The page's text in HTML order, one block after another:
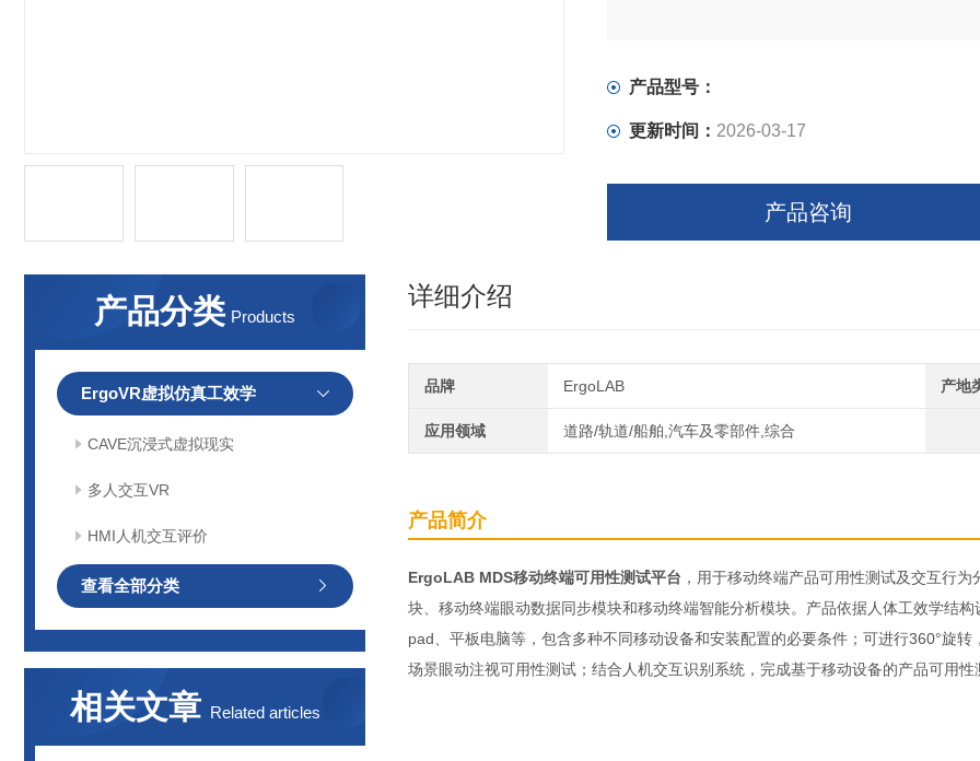
产品型号：
更新时间： 2026-03-17
产品咨询
产品分类 Products
ErgoVR虚拟仿真工效学
CAVE沉浸式虚拟现实
多人交互VR
HMI人机交互评价
查看全部分类
相关文章 Related articles
详细介绍
品牌 ErgoLAB 产地
应用领域 道路/轨道/船舶,汽车及零部件,综合
产品简介
ErgoLAB MDS移动终端可用性测试平台 ，用于移动终端产品可用性测试及交互行
块、移动终端眼动数据同步模块和移动终端智能分析模块。产品依据人体工效学结
pad、平板电脑等，包含多种不同移动设备和安装配置的必要条件；可进行360°旋
场景眼动注视可用性测试；结合人机交互识别系统，完成基于移动设备的产品可用性